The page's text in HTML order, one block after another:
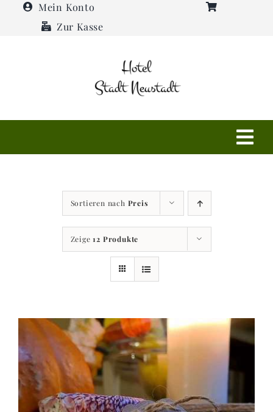
Mein Konto
Zur Kasse
Restaurant
Anfahrt + Kontakt
Sortieren nach Preis
Zeige12 Produkte